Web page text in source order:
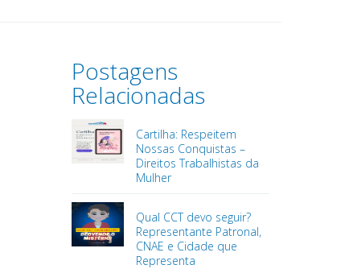
Postagens
Relacionadas
Cartilha: Respeitem
Nossas Conquistas –
Direitos Trabalhistas da
Mulher
Qual CCT devo seguir?
Representante Patronal,
CNAE e Cidade que
Representa